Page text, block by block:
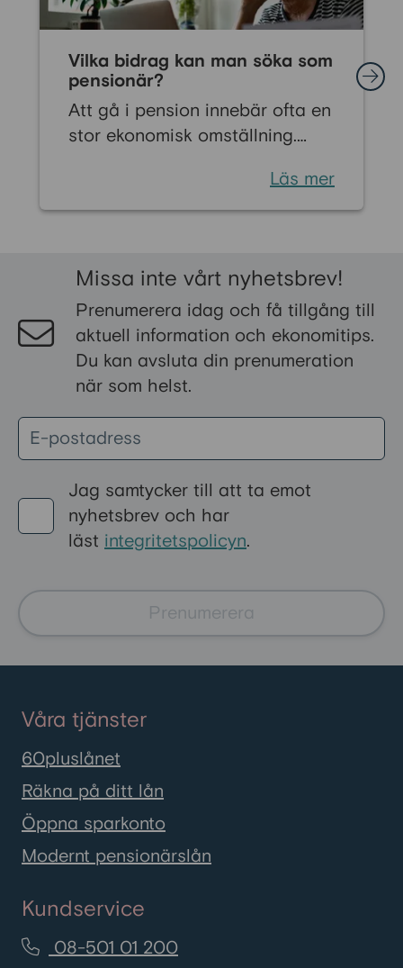
Vilka bidrag kan man söka som
pensionär?
Att gå i pension innebär ofta en
stor ekonomisk omställning.
den regelbundna lönen byts ut
mot pension. Men det finns flera
en tryggare vardag som
pensionär. Vissa stöd är särskilt
riktade till pensionärer, medan
andra kan sökas av alla med
låga inkomster eller höga
levnadskostnader. Här går vi
igenom de vanligaste bidragen i
Sverige och hur du ansöker om
dem.
Läs mer
Missa inte vårt nyhetsbrev!
Prenumerera idag och få tillgång till
aktuell information och ekonomitips.
Du kan avsluta din prenumeration
när som helst.
Jag samtycker till att ta emot
nyhetsbrev och har
läst integritetspolicyn.
Prenumerera
Våra tjänster
60pluslånet
Räkna på ditt lån
Öppna sparkonto
Modernt pensionärslån
Kundservice
08-501 01 200